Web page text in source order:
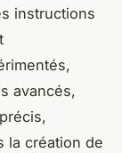
instructions
avancés,
la création de